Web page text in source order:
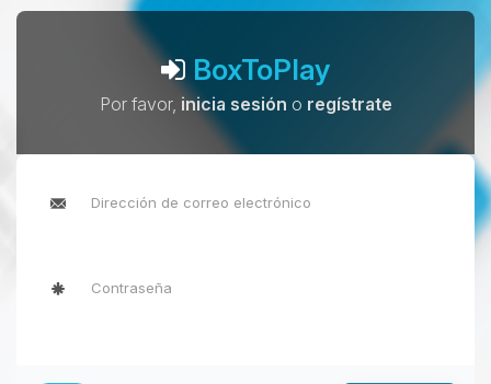
BoxToPlay
Por favor, inicia sesión o regístrate